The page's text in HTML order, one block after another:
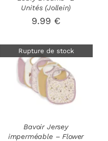
Unités (Jollein)
9.99 €
Rupture de stock
DÉTAILS
Bavoir Jersey
imperméable – Flower